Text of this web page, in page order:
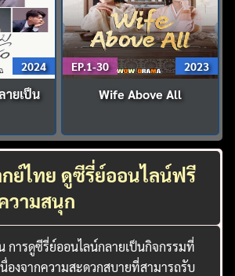
2024
ยเป็น
EP.1-30 2023
Wife Above All
ย์ไทย ดูซีรี่ย์ออนไลน์ฟรี
วามสนุก
การดูซีรี่ย์ออนไลน์กลายเป็นกิจกรรมที่
องจากความสะดวกสบายที่สามารถรับ